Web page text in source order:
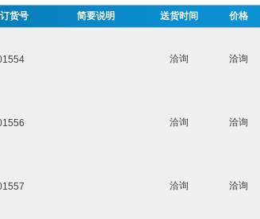
货号 简要说明 送货时间 价格
洽询 洽询
洽询 洽询
洽询 洽询